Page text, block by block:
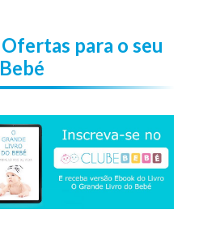
Ofertas para o seu
Bebé